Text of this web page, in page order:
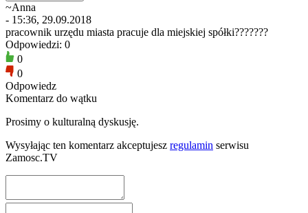
~Anna
- 15:36, 29.09.2018
pracownik urzędu miasta pracuje dla miejskiej spółki???????
Odpowiedzi: 0
0
0
Odpowiedz
Komentarz do wątku
Prosimy o kulturalną dyskusję.
Wysyłając ten komentarz akceptujesz regulamin serwisu
Zamosc.TV